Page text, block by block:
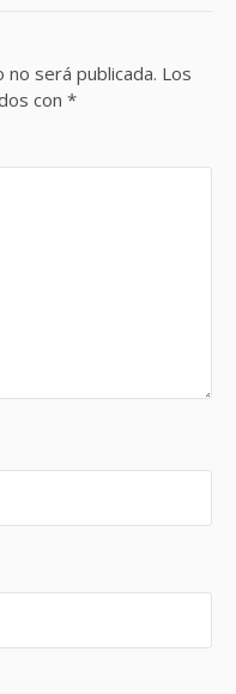
será publicada. Los
con *